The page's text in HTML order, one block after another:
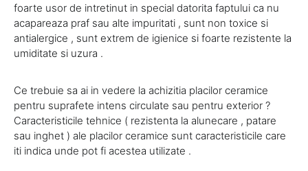
foarte usor de intretinut in special datorita faptului ca nu
acapareaza praf sau alte impuritati , sunt non toxice si
antialergice , sunt extrem de igienice si foarte rezistente la
umiditate si uzura .
Ce trebuie sa ai in vedere la achizitia placilor ceramice
pentru suprafete intens circulate sau pentru exterior ?
Caracteristicile tehnice ( rezistenta la alunecare , patare
sau inghet ) ale placilor ceramice sunt caracteristicile care
iti indica unde pot fi acestea utilizate .